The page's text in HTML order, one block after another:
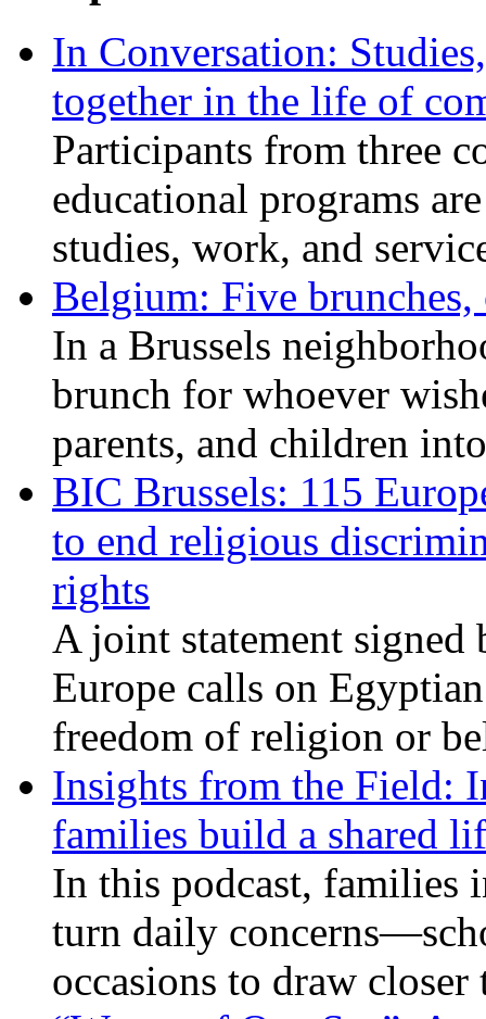
In Conversation:
together in the life of
Participants from three
educational programs
studies, work, and
Belgium: Five
In a Brussels
brunch for whoever
parents, and children
BIC Brussels: 115
to end religious
rights
A joint statement signed
Europe calls on
freedom of religion or
Insights from the Field:
families build a shared
In this podcast, families
turn daily
occasions to draw